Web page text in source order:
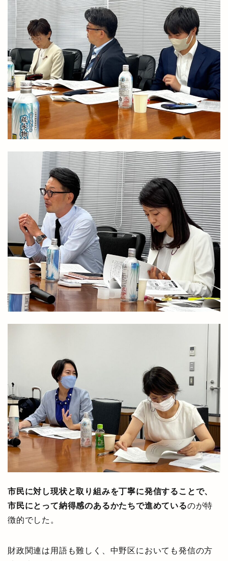
市民に対し現状と取り組みを丁寧に発信することで、
市民にとって納得感のあるかたちで進めているのが特
徴的でした。
財政関連は用語も難しく、中野区においても発信の方